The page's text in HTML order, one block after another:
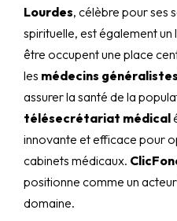
Lourdes, célèbre pour ses
spirituelle, est également un
être occupent une place
les médecins généralistes
assurer la santé de la
télésecrétariat médical
innovante et efficace pour
cabinets médicaux.
positionne comme un
domaine.